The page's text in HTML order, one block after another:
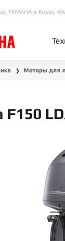
YAMAHA в Киеве
❯ Моторы для
F150